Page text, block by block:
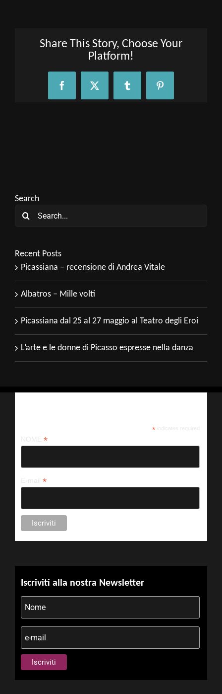
Share This Story, Choose Your
Platform!
FacebookX Tumblr Pinterest
Search
Search
Recent Posts
Picassiana – recensione di Andrea Vitale
Albatros – Mille volti
Picassiana dal 25 al 27 maggio al Teatro degli Eroi
L’arte e le donne di Picasso espresse nella danza
*indicates required
*
*
Iscriviti alla nostra Newsletter